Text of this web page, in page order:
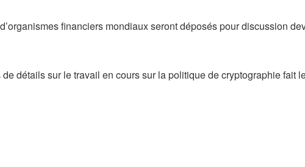
financiers mondiaux seront déposés pour discussion
détails sur le travail en cours sur la politique de cryptographie fait